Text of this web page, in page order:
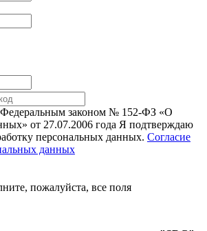
Федеральным законом № 152-ФЗ «О
от 27.07.2006 года Я подтверждаю
персональных данных. Согласие
данных
пожалуйста, все поля